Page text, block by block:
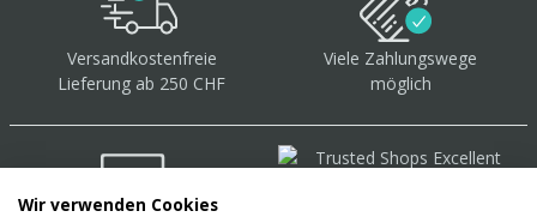
Versandkostenfreie
Lieferung ab 250 CHF
Viele Zahlungswege
möglich
Wir verwenden Cookies